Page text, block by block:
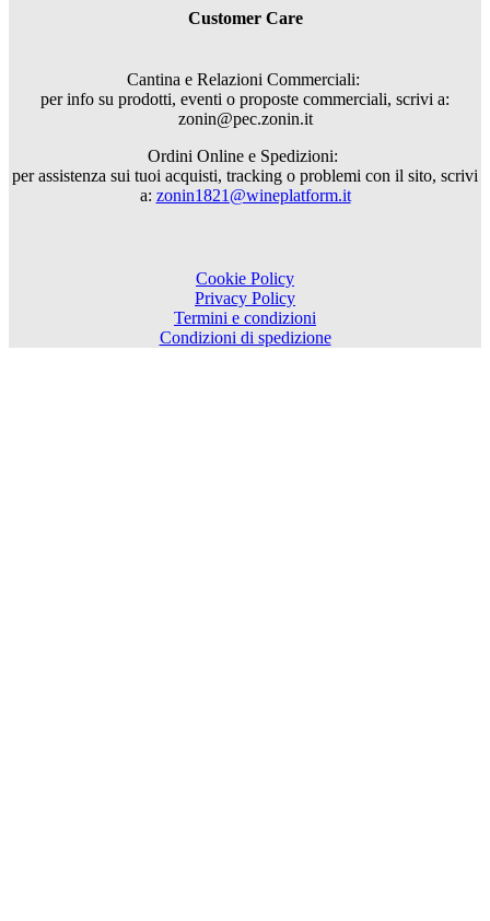
Customer Care
Cantina e Relazioni Commerciali:
per info su prodotti, eventi o proposte commerciali, scrivi a:
zonin@pec.zonin.it
Ordini Online e Spedizioni:
per assistenza sui tuoi acquisti, tracking o problemi con il sito, scrivi
a: zonin1821@wineplatform.it
Cookie Policy
Privacy Policy
Termini e condizioni
Condizioni di spedizione